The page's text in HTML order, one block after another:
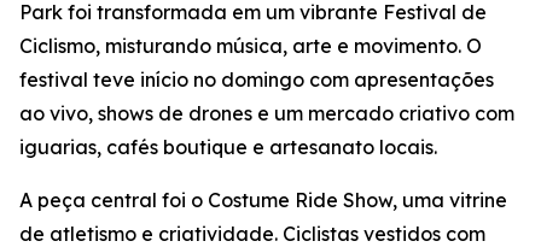
Park foi transformada em um vibrante Festival de
Ciclismo, misturando música, arte e movimento. O
festival teve início no domingo com apresentações
ao vivo, shows de drones e um mercado criativo com
iguarias, cafés boutique e artesanato locais.
A peça central foi o Costume Ride Show, uma vitrine
de atletismo e criatividade. Ciclistas vestidos com